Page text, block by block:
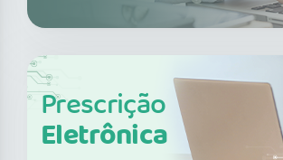
Prescrição
Eletrônica